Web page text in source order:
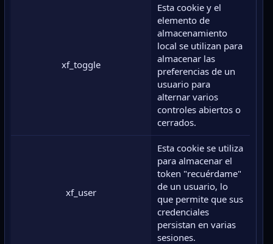
xf_toggle
Esta cookie y el
elemento de
almacenamiento
local se utilizan para
almacenar las
preferencias de un
usuario para
alternar varios
controles abiertos o
cerrados.
xf_user
Esta cookie se utiliza
para almacenar el
token "recuérdame"
de un usuario, lo
que permite que sus
credenciales
persistan en varias
sesiones.